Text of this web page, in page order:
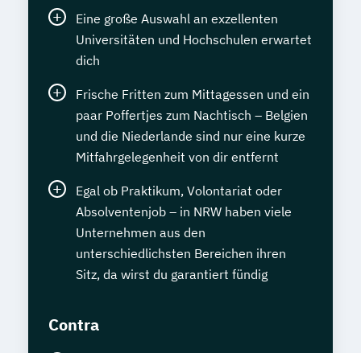
Eine große Auswahl an exzellenten
Universitäten und Hochschulen erwartet
dich
Frische Fritten zum Mittagessen und ein
paar Poffertjes zum Nachtisch – Belgien
und die Niederlande sind nur eine kurze
Mitfahrgelegenheit von dir entfernt
Egal ob Praktikum, Volontariat oder
Absolventenjob – in NRW haben viele
Unternehmen aus den
unterschiedlichsten Bereichen ihren
Sitz, da wirst du garantiert fündig
Contra